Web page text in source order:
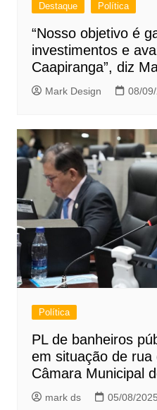
Destaque Política
“Nosso objetivo é
investimentos e
Caapiranga”, diz
Mark Design 08/
Política
PL de banheiros
em situação de rua
Câmara Municipal
mark ds 05/08/2025